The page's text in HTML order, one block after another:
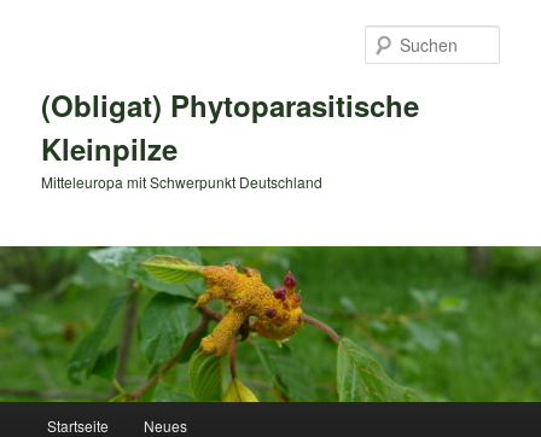
(Obligat) Phytoparasitische
Kleinpilze
Mitteleuropa mit Schwerpunkt Deutschland
Startseite Neues